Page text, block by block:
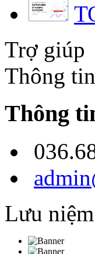
Trợ giúp
Thông
Thông
Lưu niệm